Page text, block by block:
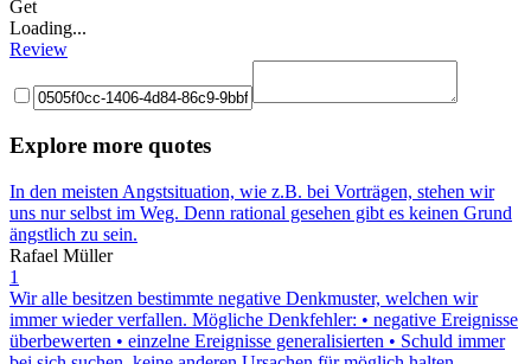
Get
Loading...
Review
Explore more quotes
In den meisten Angstsituation, wie z.B. bei Vorträgen, stehen wir
uns nur selbst im Weg. Denn rational gesehen gibt es keinen Grund
ängstlich zu sein.
Rafael Müller
1
Wir alle besitzen bestimmte negative Denkmuster, welchen wir
immer wieder verfallen. Mögliche Denkfehler: • negative Ereignisse
überbewerten • einzelne Ereignisse generalisierten • Schuld immer